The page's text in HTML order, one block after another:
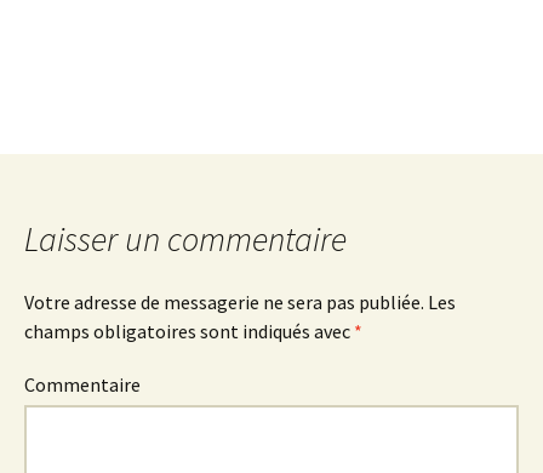
Laisser un commentaire
Votre adresse de messagerie ne sera pas publiée. Les
champs obligatoires sont indiqués avec *
Commentaire